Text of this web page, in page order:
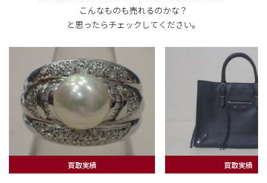
こんなものも売れるのかな？
と思ったらチェックしてください。
買取実績 買取実績